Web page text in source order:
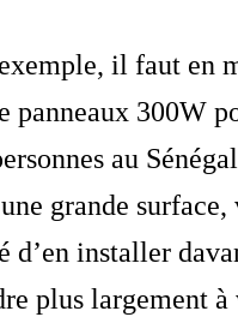
il faut en
panneaux 300W
au
grande surface,
d’en installer
plus largement à